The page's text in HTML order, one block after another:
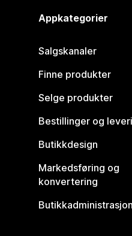
Appkategorier
Salgskanaler
Finne produkter
Selge produkter
Bestillinger og
Butikkdesign
Markedsføring og
konvertering
Butikkadministrasjon